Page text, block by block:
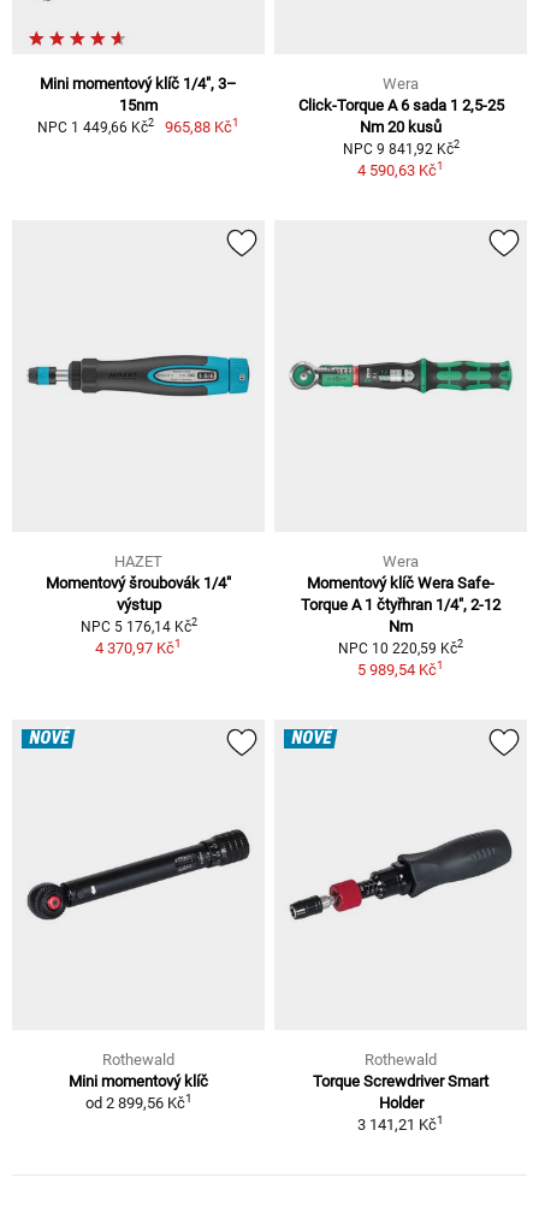
Mini momentový klíč 1/4", 3–
15nm
NPC 1 449,66 Kč2 965,88 Kč1
Wera
Click-Torque A 6 sada 1 2,5-25
Nm 20 kusů
NPC 9 841,92 Kč2
4 590,63 Kč1
HAZET
Momentový šroubovák 1/4"
výstup
NPC 5 176,14 Kč2
4 370,97 Kč1
Wera
Momentový klíč Wera Safe-
Torque A 1 čtyřhran 1/4", 2-12
Nm
NPC 10 220,59 Kč2
5 989,54 Kč1
NOVÉ
Rothewald
Mini momentový klíč
od 2 899,56 Kč1
NOVÉ
Rothewald
Torque Screwdriver Smart
Holder
3 141,21 Kč1